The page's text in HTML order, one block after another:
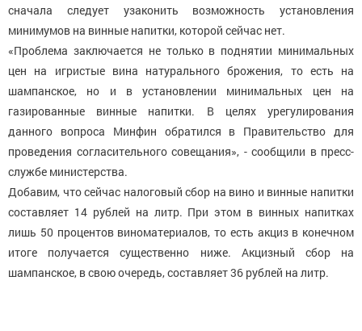
сначала следует узаконить возможность установления
минимумов на винные напитки, которой сейчас нет.
«Проблема заключается не только в поднятии минимальных
цен на игристые вина натурального брожения, то есть на
шампанское, но и в установлении минимальных цен на
газированные винные напитки. В целях урегулирования
данного вопроса Минфин обратился в Правительство для
проведения согласительного совещания», - сообщили в пресс-
службе министерства.
Добавим, что сейчас налоговый сбор на вино и винные напитки
составляет 14 рублей на литр. При этом в винных напитках
лишь 50 процентов виноматериалов, то есть акциз в конечном
итоге получается существенно ниже. Акцизный сбор на
шампанское, в свою очередь, составляет 36 рублей на литр.